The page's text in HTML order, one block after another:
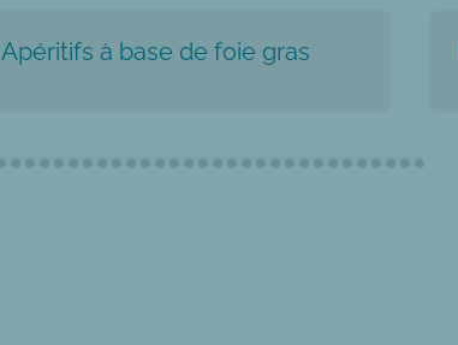
Apéritifs à base de foie gras